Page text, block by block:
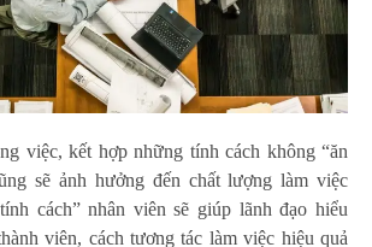
việc, kết hợp những tính cách không “ăn
sẽ ảnh hưởng đến chất lượng làm việc
cách” nhân viên sẽ giúp lãnh đạo hiểu
viên, cách tương tác làm việc hiệu quả